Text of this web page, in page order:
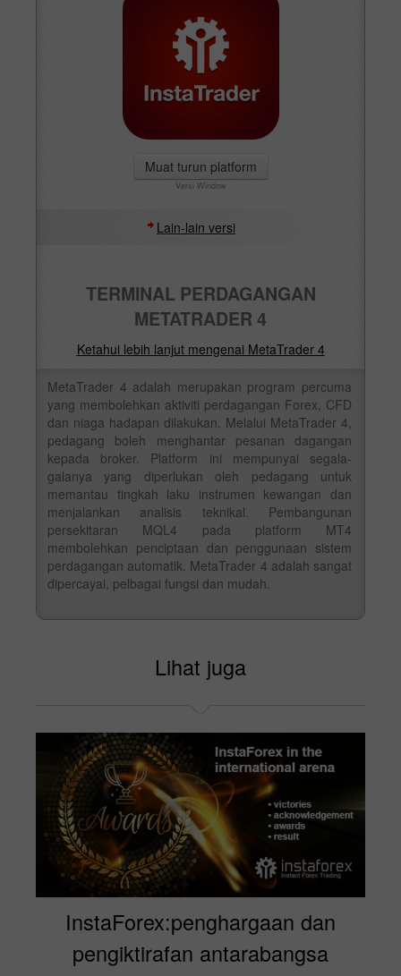
Muat turun platform
Versi Window
Lain-lain versi
TERMINAL PERDAGANGAN
METATRADER 4
Ketahui lebih lanjut mengenai MetaTrader 4
MetaTrader 4 adalah merupakan program percuma
yang membolehkan aktiviti perdagangan Forex, CFD
dan niaga hadapan dilakukan. Melalui MetaTrader 4,
pedagang boleh menghantar pesanan dagangan
kepada broker. Platform ini mempunyai segala-
galanya yang diperlukan oleh pedagang untuk
memantau tingkah laku instrumen kewangan dan
menjalankan analisis teknikal. Pembangunan
persekitaran MQL4 pada platform MT4
membolehkan penciptaan dan penggunaan sistem
perdagangan automatik. MetaTrader 4 adalah sangat
dipercayai, pelbagai fungsi dan mudah.
Lihat juga
InstaForex:penghargaan dan
pengiktirafan antarabangsa